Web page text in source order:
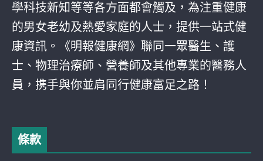
學科技新知等等各方面都會觸及，為注重健康
的男女老幼及熱愛家庭的人士，提供一站式健
康資訊。《明報健康網》聯同一眾醫生、護
士、物理治療師、營養師及其他專業的醫務人
員，携手與你並肩同行健康富足之路！
條款